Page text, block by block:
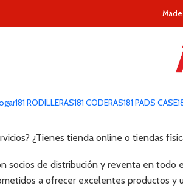
181 RODILLERAS181 CODERAS181 PADS CASE
¿Tienes tienda online o tiendas
socios de distribución y reventa en
a ofrecer excelentes productos y